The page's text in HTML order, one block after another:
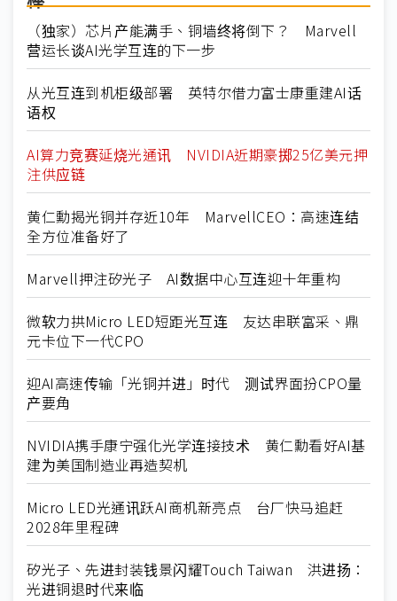
（独家）芯片产能满手、铜墙终将倒下？ Marvell
营运长谈AI光学互连的下一步
从光互连到机柜级部署 英特尔借力富士康重建AI话
语权
AI算力竞赛延烧光通讯 NVIDIA近期豪掷25亿美元押
注供应链
黄仁勳揭光铜并存近10年 MarvellCEO：高速连结
全方位准备好了
Marvell押注矽光子 AI数据中心互连迎十年重构
微软力拱Micro LED短距光互连 友达串联富采、鼎
元卡位下一代CPO
迎AI高速传输「光铜并进」时代 测试界面扮CPO量
产要角
NVIDIA携手康宁强化光学连接技术 黄仁勳看好AI基
建为美国制造业再造契机
Micro LED光通讯跃AI商机新亮点 台厂快马追赶
2028年里程碑
矽光子、先进封装钱景闪耀Touch Taiwan 洪进扬：
光进铜退时代来临